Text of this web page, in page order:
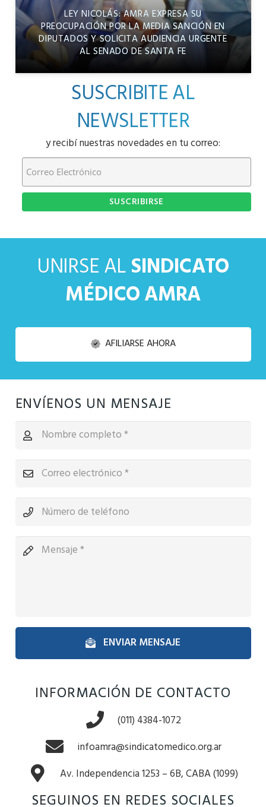
LEY NICOLÁS: AMRA EXPRESA SU
PREOCUPACIÓN POR LA MEDIA SANCIÓN EN
DIPUTADOS Y SOLICITA AUDIENCIA URGENTE
AL SENADO DE SANTA FE
SUSCRIBITE AL
NEWSLETTER
y recibí nuestras novedades en tu correo:
UNIRSE ALSINDICATO
MÉDICO AMRA
AFILIARSE AHORA
ENVÍENOS UN MENSAJE
ENVIAR MENSAJE
INFORMACIÓN DE CONTACTO
(011) 4384-1072
infoamra@sindicatomedico.org.ar
Av. Independencia 1253 – 6B, CABA (1099)
SEGUINOS EN REDES SOCIALES